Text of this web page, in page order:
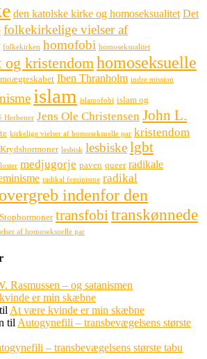
den katolske kirke og homoseksualitet Det
folkekirkelige vielser af
folkekirken homofobi homoseksualitet
og kristendomhomoseksuelle
Iben Thranholm indre mission
islam islamofobi islam og
Herbener Jens Ole Christensen John L.
kirkelige vielser af homoseksuelle par kristendom
Krydshormoner lesbisk lesbiskelgbt
medjugorje paven queer radikale
radikal feminisme radikal
indenfor den
Stophormoner transfobi transkønnede
af homoseksuelle par
Rasmussen – og satanismen
er min skæbne
til At være kvinde er min skæbne
til Autogynefili – transbevægelsens største
– transbevægelsens største tabu